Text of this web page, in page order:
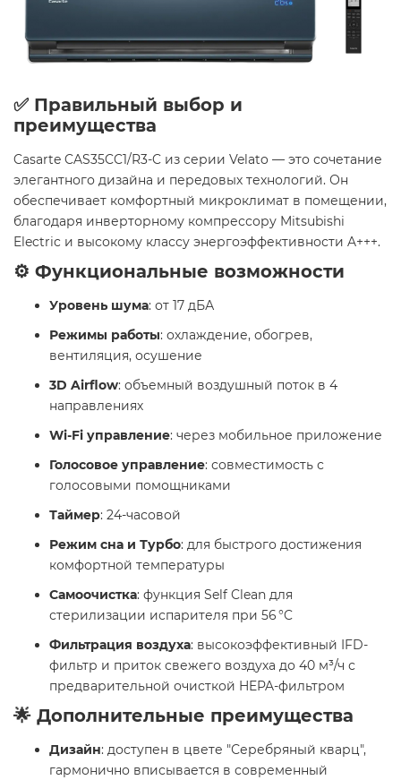
✅ Правильный выбор и
преимущества
Casarte CAS35CC1/R3-C из серии Velato — это сочетание
элегантного дизайна и передовых технологий. Он
обеспечивает комфортный микроклимат в помещении,
благодаря инверторному компрессору Mitsubishi
Electric и высокому классу энергоэффективности A+++.
⚙️ Функциональные возможности
Уровень шума: от 17 дБА
Режимы работы: охлаждение, обогрев,
вентиляция, осушение
3D Airflow: объемный воздушный поток в 4
направлениях
Wi-Fi управление: через мобильное приложение
Голосовое управление: совместимость с
голосовыми помощниками
Таймер: 24-часовой
Режим сна и Турбо: для быстрого достижения
комфортной температуры
Самоочистка: функция Self Clean для
стерилизации испарителя при 56 °C
Фильтрация воздуха: высокоэффективный IFD-
фильтр и приток свежего воздуха до 40 м³/ч с
предварительной очисткой HEPA-фильтром
🌟 Дополнительные преимущества
Дизайн: доступен в цвете "Серебряный кварц",
гармонично вписывается в современный